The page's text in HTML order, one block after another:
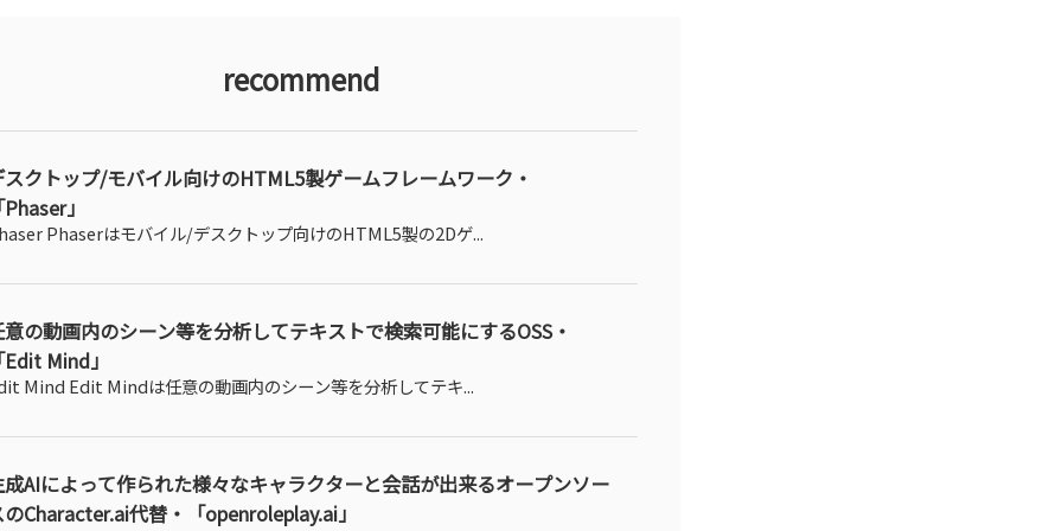
recommend
スクトップ/モバイル向けのHTML5製ゲームフレームワーク・
Phaser」
Phaserはモバイル/デスクトップ向けのHTML5製の2Dゲ...
の動画内のシーン等を分析してテキストで検索可能にするOSS・
Edit Mind」
Mind Edit Mindは任意の動画内のシーン等を分析してテキ...
成AIによって作られた様々なキャラクターと会話が出来るオープンソー
のCharacter.ai代替・「openroleplay.ai」